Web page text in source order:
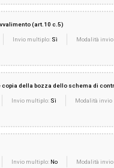
(art.10 c.5)
Invio multiplo: Sì
Modalità
della bozza dello schema di
Invio multiplo: Sì
Modalità invio
Invio multiplo: No
Modalità